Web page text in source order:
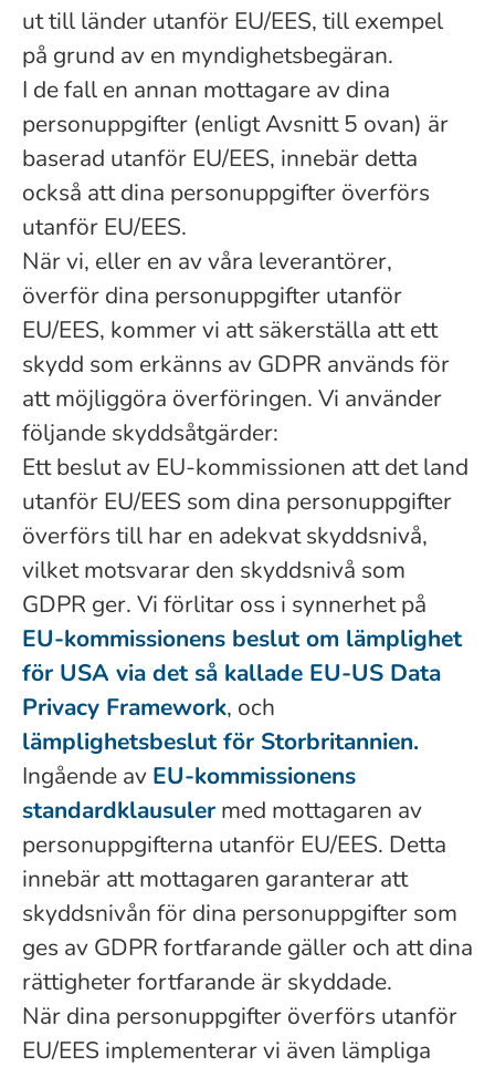
ut till länder utanför EU/EES, till exempel
på grund av en myndighetsbegäran.
I de fall en annan mottagare av dina
personuppgifter (enligt Avsnitt 5 ovan) är
baserad utanför EU/EES, innebär detta
också att dina personuppgifter överförs
utanför EU/EES.
När vi, eller en av våra leverantörer,
överför dina personuppgifter utanför
EU/EES, kommer vi att säkerställa att ett
skydd som erkänns av GDPR används för
att möjliggöra överföringen. Vi använder
följande skyddsåtgärder:
Ett beslut av EU-kommissionen att det land
utanför EU/EES som dina personuppgifter
överförs till har en adekvat skyddsnivå,
vilket motsvarar den skyddsnivå som
GDPR ger. Vi förlitar oss i synnerhet på
EU-kommissionens beslut om lämplighet
för USA via det så kallade EU-US Data
Privacy Framework, och
lämplighetsbeslut för Storbritannien.
Ingående av EU-kommissionens
standardklausulermed mottagaren av
personuppgifterna utanför EU/EES. Detta
innebär att mottagaren garanterar att
skyddsnivån för dina personuppgifter som
ges av GDPR fortfarande gäller och att dina
rättigheter fortfarande är skyddade.
När dina personuppgifter överförs utanför
EU/EES implementerar vi även lämpliga